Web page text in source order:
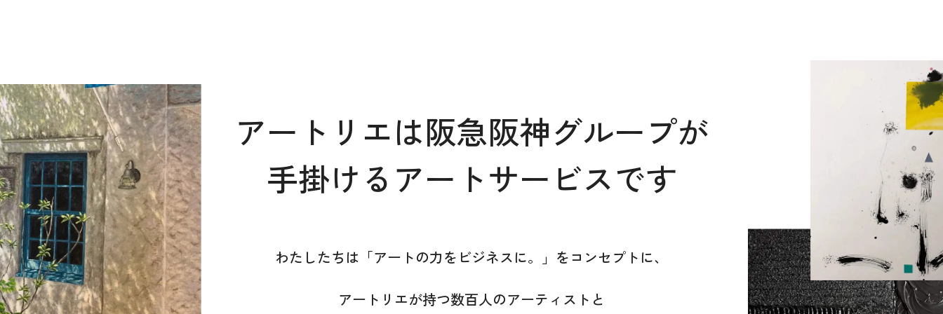
アートリエは阪急阪神グループが
手掛けるアートサービスです
わたしたちは 「アートの力をビジネスに。」をコンセプトに、
アートリエが持つ数百人のアーティストと